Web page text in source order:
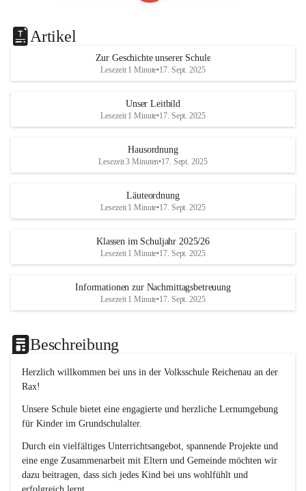
Artikel
Zur Geschichte unserer Schule
Lesezeit 1 Minute•17. Sept. 2025
Unser Leitbild
Lesezeit 1 Minute•17. Sept. 2025
Hausordnung
Lesezeit 3 Minuten•17. Sept. 2025
Läuteordnung
Lesezeit 1 Minute•17. Sept. 2025
Klassen im Schuljahr 2025/26
Lesezeit 1 Minute•17. Sept. 2025
Informationen zur Nachmittagsbetreuung
Lesezeit 1 Minute•17. Sept. 2025
Beschreibung
Herzlich willkommen bei uns in der Volksschule Reichenau an der
Rax!
Unsere Schule bietet eine engagierte und herzliche Lernumgebung
für Kinder im Grundschulalter.
Durch ein vielfältiges Unterrichtsangebot, spannende Projekte und
eine enge Zusammenarbeit mit Eltern und Gemeinde möchten wir
dazu beitragen, dass sich jedes Kind bei uns wohlfühlt und